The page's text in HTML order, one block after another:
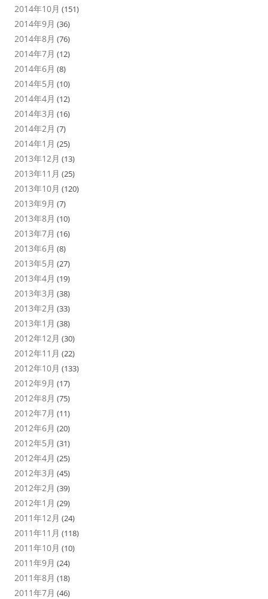
2014年10月 (151)
2014年9月 (36)
2014年8月 (76)
2014年7月 (12)
2014年6月 (8)
2014年5月 (10)
2014年4月 (12)
2014年3月 (16)
2014年2月 (7)
2014年1月 (25)
2013年12月 (13)
2013年11月 (25)
2013年10月 (120)
2013年9月 (7)
2013年8月 (10)
2013年7月 (16)
2013年6月 (8)
2013年5月 (27)
2013年4月 (19)
2013年3月 (38)
2013年2月 (33)
2013年1月 (38)
2012年12月 (30)
2012年11月 (22)
2012年10月 (133)
2012年9月 (17)
2012年8月 (75)
2012年7月 (11)
2012年6月 (20)
2012年5月 (31)
2012年4月 (25)
2012年3月 (45)
2012年2月 (39)
2012年1月 (29)
2011年12月 (24)
2011年11月 (118)
2011年10月 (10)
2011年9月 (24)
2011年8月 (18)
2011年7月 (46)